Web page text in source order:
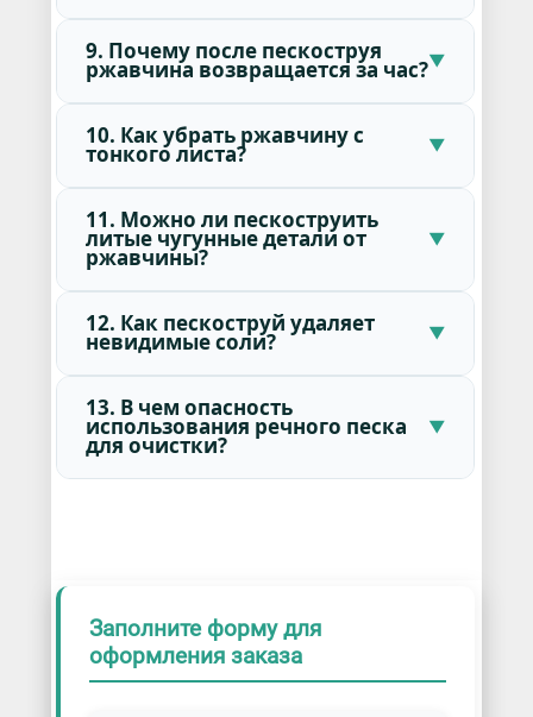
9. Почему после пескоструя
ржавчина возвращается за час?
10. Как убрать ржавчину с
тонкого листа?
11. Можно ли пескоструить
литые чугунные детали от
ржавчины?
12. Как пескоструй удаляет
невидимые соли?
13. В чем опасность
использования речного песка
для очистки?
Заполните форму для
оформления заказа